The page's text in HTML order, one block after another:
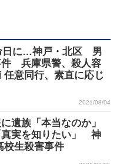
日に…神戸・北区 男
件 兵庫県警、殺人容
任意同行、素直に応じ
2021/08/04
遺族「本当なのか」
実を知りたい」 神
校生殺害事件